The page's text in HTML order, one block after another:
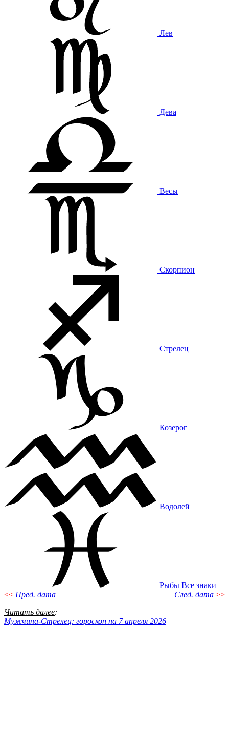
Лев
Дева
Весы
Скорпион
Стрелец
Козерог
Водолей
Рыбы Все знаки
<< Пред. дата След. дата >>
Читать далее:
Мужчина-Стрелец: гороскоп на 7 апреля 2026